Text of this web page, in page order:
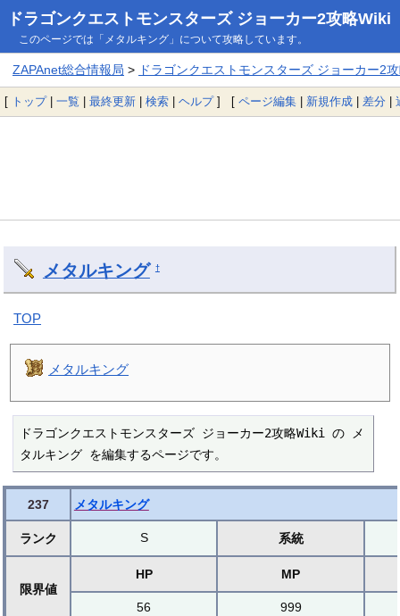
ドラゴンクエストモンスターズ ジョーカー2攻略Wiki
このページでは「メタルキング」について攻略しています。
ZAPAnet総合情報局 > ドラゴンクエストモンスターズ ジョーカー2
[ トップ| 一覧 | 最終更新 | 検索 | ヘルプ] [ ページ編集 | 新規作成 | 差分 |
メタルキング †
TOP
メタルキング
ドラゴンクエストモンスターズ ジョーカー2攻略Wiki の メ
タルキング を編集するページです。
237 メタルキング
ランク S 系統
限界値
HP MP
56 999